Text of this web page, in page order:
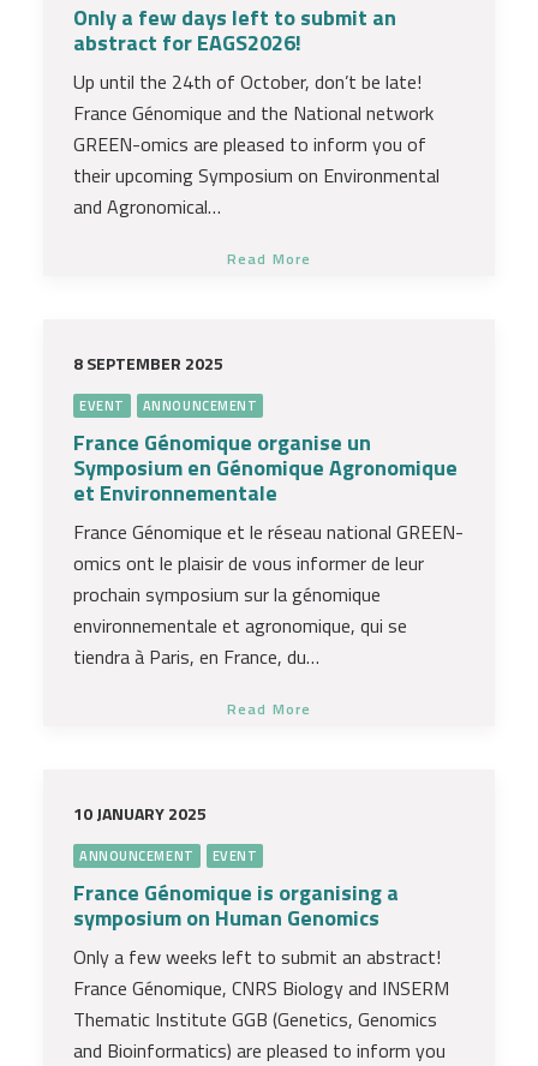
Only a few days left to submit an
abstract for EAGS2026!
Up until the 24th of October, don’t be late!
France Génomique and the National network
GREEN-omics are pleased to inform you of
their upcoming Symposium on Environmental
and Agronomical…
Read More
8 SEPTEMBER 2025
EVENT ANNOUNCEMENT
France Génomique organise un
Symposium en Génomique Agronomique
et Environnementale
France Génomique et le réseau national GREEN-
omics ont le plaisir de vous informer de leur
prochain symposium sur la génomique
environnementale et agronomique, qui se
tiendra à Paris, en France, du…
Read More
10 JANUARY 2025
ANNOUNCEMENT EVENT
France Génomique is organising a
symposium on Human Genomics
Only a few weeks left to submit an abstract!
France Génomique, CNRS Biology and INSERM
Thematic Institute GGB (Genetics, Genomics
and Bioinformatics) are pleased to inform you